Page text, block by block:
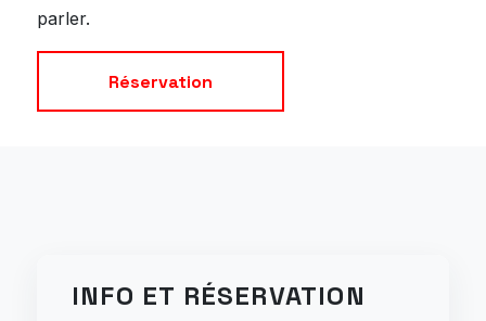
parler.
Réservation
INFO ET RÉSERVATION